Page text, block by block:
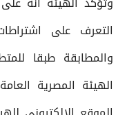
التعرف على
والمطابقة طبقا
الهيئة المصرية